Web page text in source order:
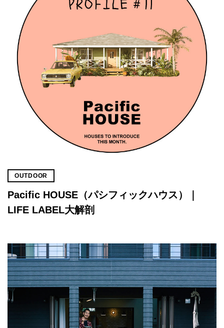
OUTDOOR
Pacific HOUSE（パシフィックハウス）｜
LIFE LABEL大解剖